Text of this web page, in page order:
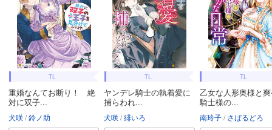
TL
重婚なんてお断り！ 絶
対に双子...
犬咲 鈴ノ助
TL
ヤンデレ騎士の執着愛に
捕らわれ...
犬咲 緋いろ
TL
乙女な人形奥様と
騎士様の...
南玲子 さばるどろ